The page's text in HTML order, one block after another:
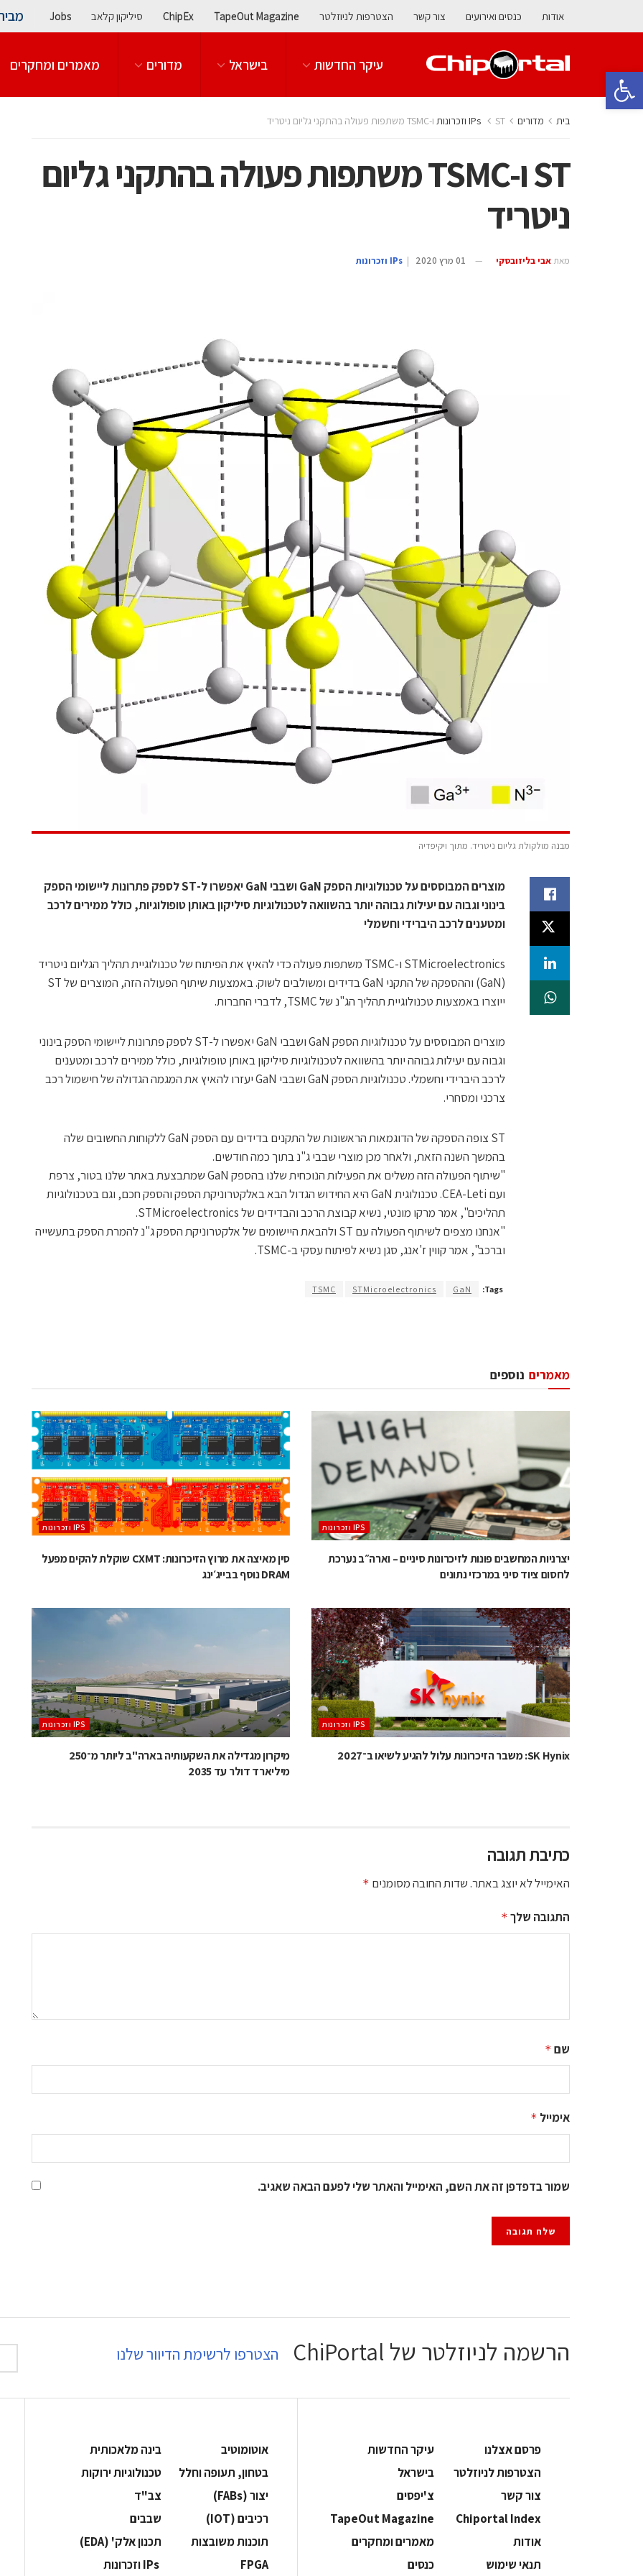
פתח סרגל נגישות
אודות כנסים ואירועים צור קשר הצטרפות לניוזלטר TapeOut Magazine
ChipEx סיליקון קלאב Jobs
עיקר החדשות בישראל מדורים מאמרים ומחקרים
בית מדורים ST ו-TSMC משתפות פעולה בהתקני גליום ניטריד
ST ו-TSMC משתפות פעולה בהתקני גליום
ניטריד
מאת אבי בליזובסקי 01 מרץ 2020 |
מבנה מולקולת גליום ניטריד. מתוך ויקיפדיה
מוצרים המבוססים על טכנולוגיות הספק GaN ושבבי GaN יאפשרו ל-ST לספק פתרונות ליישומי הספק
בינוני וגבוה עם יעילות גבוהה יותר בהשוואה לטכנולוגיות סיליקון באותן טופולוגיות, כולל ממירים לרכב
ומטענים לרכב היברידי וחשמלי
STMicroelectronics ו-TSMC משתפות פעולה כדי להאיץ את הפיתוח של טכנולוגיית תהליך הגליום ניטריד
(GaN) וההספקה של התקני GaN בדידים ומשולבים לשוק. באמצעות שיתוף הפעולה הזה, המוצרים של ST
ייוצרו באמצעות טכנולוגיית תהליך הג"נ של TSMC, לדברי החברות.
מוצרים המבוססים על טכנולוגיות הספק GaN ושבבי GaN יאפשרו ל-ST לספק פתרונות ליישומי הספק בינוני
וגבוה עם יעילות גבוהה יותר בהשוואה לטכנולוגיות סיליקון באותן טופולוגיות, כולל ממירים לרכב ומטענים
לרכב היברידי וחשמלי. טכנולוגיות הספק GaN ושבבי GaN יעזרו להאיץ את המגמה הגדולה של חישמול רכב
צרכני ומסחרי.
ST צופה הספקה של הדוגמאות הראשונות של התקנים בדידים עם הספק GaN ללקוחות החשובים שלה
בהמשך השנה הזאת, ולאחר מכן מוצרי שבבי ג"נ בתוך כמה חודשים.
"שיתוף הפעולה הזה משלים את הפעילות הנוכחית שלנו בהספק GaN שמתבצעת באתר שלנו בטור, צרפת
ועם CEA-Leti. טכנולוגית GaN היא החידוש הגדול הבא באלקטרוניקת הספק והספק חכם, וגם בטכנולוגיות
תהליכים", אמר מרקו מונטי, נשיא קבוצת הרכב והבדידים של STMicroelectronics.
"אנחנו מצפים לשיתוף הפעולה עם ST ולהבאת היישומים של אלקטרוניקת הספק ג"נ להמרת הספק בתעשייה
וברכב", אמר קווין ז'אנג, סגן נשיא לפיתוח עסקי ב-TSMC.
Tags:
GaN
STMicroelectronics
TSMC
נוספים מאמרים
יצרניות המחשבים פונות לזיכרונות סיניים – וארה״ב נערכת
לחסום ציוד סיני במרכזי נתונים
סין מאיצה את מרוץ הזיכרונות: CXMT שוקלת להקים מפעל
DRAM נוסף בבייג׳ינג
SK Hynix: משבר הזיכרונות עלול להגיע לשיאו ב־2027
מיקרון מגדילה את השקעותיה בארה"ב ליותר מ־250
מיליארד דולר עד 2035
כתיבת תגובה
האימייל לא יוצג באתר.שדות החובה מסומנים *
התגובה שלך *
שם *
אימייל *
שמור בדפדפן זה את השם, האימייל והאתר שלי לפעם הבאה שאגיב.
הרשמה לניוזלטר של ChiPortal הצטרפו לרשימת הדיוור שלנו
פרסם אצלנו
עיקר החדשות
הצטרפות לניוזלטר
בישראל
צור קשר
צ'יפסים
Chiportal Index
TapeOut Magazine
אודות
מאמרים ומחקרים
תנאי שימוש
כנסים
אוטומוטיב
בינה מלאכותית
בטחון, תעופה וחלל
‫טכנולוגיות ירוקות‬
‫יצור (‪(FABs‬‬
‫צב"ד‬
‫רכיבים‬ (IOT)
‫שבבים‬
‫תוכנות משובצות‬
‫תכנון אלק' (‪(EDA‬‬
‫‪FPGA‬‬
‫ ‪וזכרונות IPs‬‬